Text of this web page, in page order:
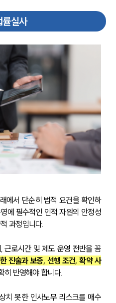
실사
에서 단순히 법적 요건을 확인하
에 필수적인 인적 자원의 안정성
과정입니다.
근로시간 및 제도 운영 전반을 꼼
진술과 보증, 선행 조건, 확약 사
히 반영해야 합니다.
치 못한 인사노무 리스크를 매수